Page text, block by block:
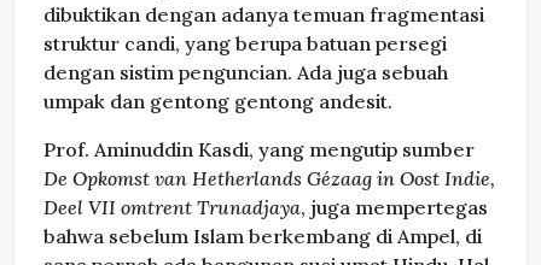
dibuktikan dengan adanya temuan fragmentasi
struktur candi, yang berupa batuan persegi
dengan sistim penguncian. Ada juga sebuah
umpak dan gentong gentong andesit.
Prof. Aminuddin Kasdi, yang mengutip sumber
De Opkomst van Hetherlands Gézaag in Oost Indie,
Deel VII omtrent Trunadjaya, juga mempertegas
bahwa sebelum Islam berkembang di Ampel, di